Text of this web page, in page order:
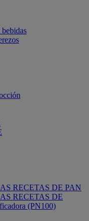
RECETAS DE PAN
RECETAS DE
(PN100)